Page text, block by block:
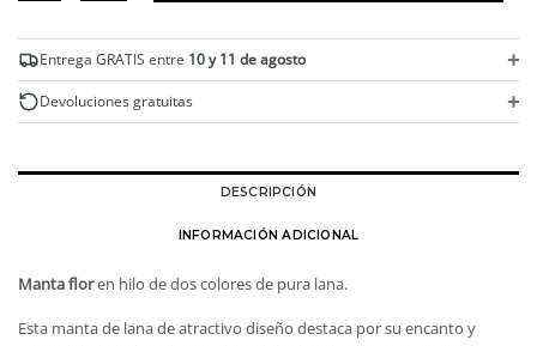
de
pura
lana
Entrega GRATIS entre 10 y 11 de agosto +
Devoluciones gratuitas +
DESCRIPCIÓN
INFORMACIÓN ADICIONAL
Manta floren hilo de dos colores de pura lana.
Esta manta de lana de atractivo diseño destaca por su encanto y